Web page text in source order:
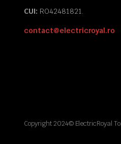
CUI: RO42481821.
contact@electricroyal.ro
Copyright 2024© ElectricRoyal